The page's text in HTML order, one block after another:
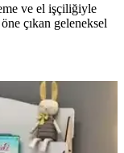
ve el işçiliğiyle
çıkan geleneksel